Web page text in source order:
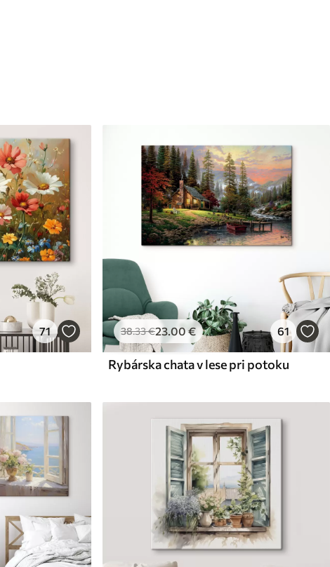
71 38.33€23.00€ 61
Rybárska chata v lese pri potoku